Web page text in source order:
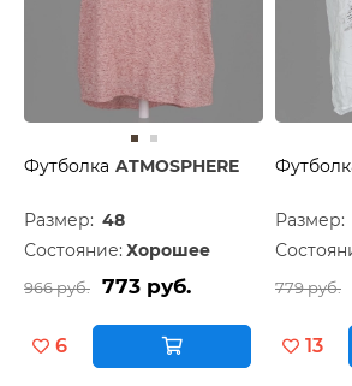
Футболка ATMOSPHERE
Размер: 48
Состояние: Хорошее
966 руб. 773 руб.
6
Размер:
779 руб.
13